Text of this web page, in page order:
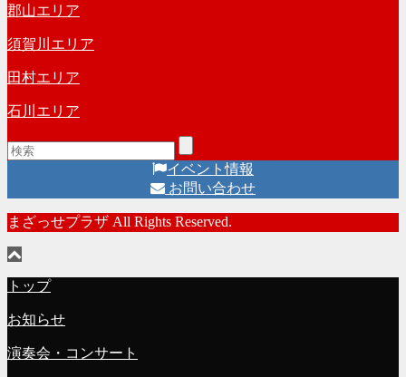
郡山エリア
須賀川エリア
田村エリア
石川エリア
イベント情報
お問い合わせ
まざっせプラザ All Rights Reserved.
トップ
お知らせ
演奏会・コンサート